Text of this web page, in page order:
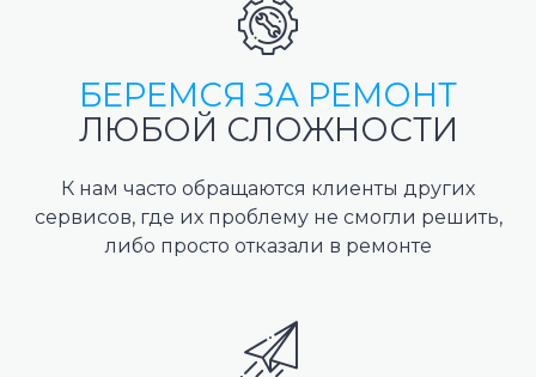
БЕРЕМСЯ ЗА РЕМОНТ
ЛЮБОЙ СЛОЖНОСТИ
К нам часто обращаются клиенты других
сервисов, где их проблему не смогли решить,
либо просто отказали в ремонте